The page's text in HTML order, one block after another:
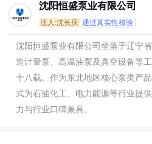
沈阳恒盛泵业有限公司
法人:沈长庆 通过真实性核验
沈阳恒盛泵业有限公司坐落于辽宁
造计量泵、高温油泵及真空设备等
十八载。作为东北地区核心泵类产
式为石油化工、电力能源等行业提
力与行业口碑兼具。